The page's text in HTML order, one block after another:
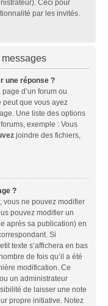
Ceci pour
par les invités.
une réponse ?
d’un forum ou
peut que vous ayez
Une liste des options
exemple : Vous
joindre des fichiers,
?
vous ne pouvez modifier
pouvez modifier un
après sa publication) en
Si
texte s’affichera en bas
de fois qu’il a été
modification. Ce
un administrateur
de laisser une note
propre initiative. Notez